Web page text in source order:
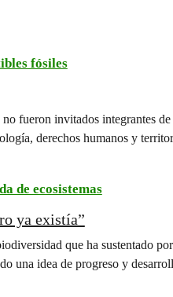
fósiles
fueron invitados integrantes
derechos humanos y
de ecosistemas
ya existía”
que ha sustentado
una idea de progreso y